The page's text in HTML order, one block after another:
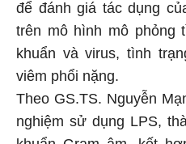
để đánh giá tác dụng
trên mô hình mô phỏng
khuẩn và virus, tình
viêm phổi nặng.
Theo GS.TS. Nguyễn
nghiệm sử dụng LPS,